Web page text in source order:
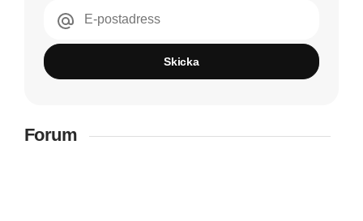
E-postadress
Skicka
Forum